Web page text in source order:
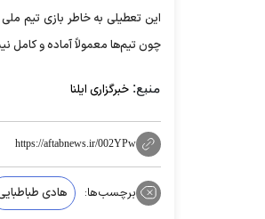
این تعطیلی به خاطر بازی تیم
چون تیم‌ها معمولاً آماده و کامل
منبع: خبرگزاری ایلنا
https://aftabnews.ir/002YPw
برچسب‌ها: هادی